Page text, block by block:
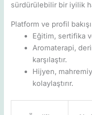
sürdürülebilir bir iyilik
Platform ve profil bakışı
Eğitim, sertifika
Aromaterapi,
karşılaştır.
Hijyen,
kolaylaştırır.